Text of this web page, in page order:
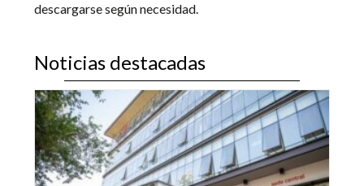
descargarse según necesidad.
Noticias destacadas